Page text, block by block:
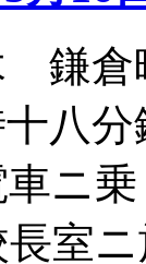
鎌
八
ニ乗
室ニ